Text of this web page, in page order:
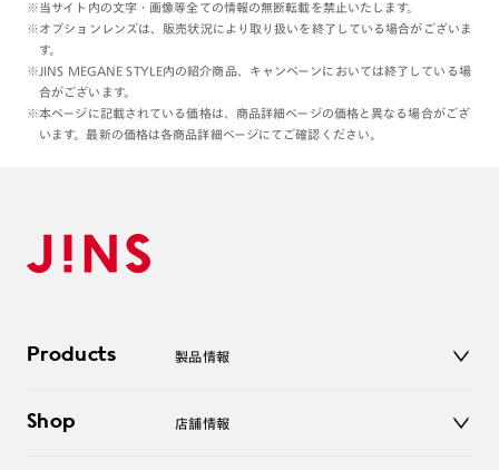
※当サイト内の文字・画像等全ての情報の無断転載を禁止いたします。
※オプションレンズは、販売状況により取り扱いを終了している場合がございま
す。
※JINS MEGANE STYLE内の紹介商品、キャンペーンにおいては終了している場
合がございます。
※本ページに記載されている価格は、商品詳細ページの価格と異なる場合がござ
います。最新の価格は各商品詳細ページにてご確認ください。
Products 製品情報
サングラス
Shop 店舗情報